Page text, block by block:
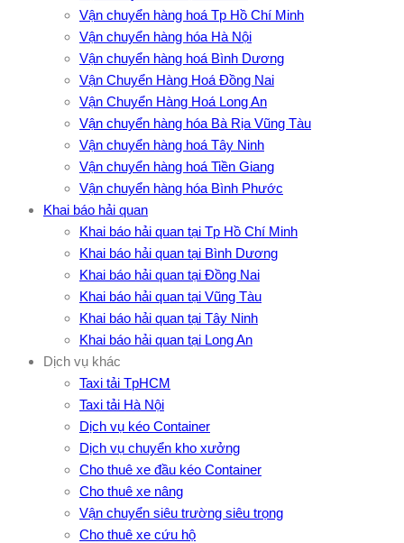
Vận chuyển hàng hoá Tp Hồ Chí Minh
Vận chuyển hàng hóa Hà Nội
Vận chuyển hàng hoá Bình Dương
Vận Chuyển Hàng Hoá Đồng Nai
Vận Chuyển Hàng Hoá Long An
Vận chuyển hàng hóa Bà Rịa Vũng Tàu
Vận chuyển hàng hoá Tây Ninh
Vận chuyển hàng hoá Tiền Giang
Vận chuyển hàng hóa Bình Phước
Khai báo hải quan
Khai báo hải quan tại Tp Hồ Chí Minh
Khai báo hải quan tại Bình Dương
Khai báo hải quan tại Đồng Nai
Khai báo hải quan tại Vũng Tàu
Khai báo hải quan tại Tây Ninh
Khai báo hải quan tại Long An
Dịch vụ khác
Taxi tải TpHCM
Taxi tải Hà Nội
Dịch vụ kéo Container
Dịch vụ chuyển kho xưởng
Cho thuê xe đầu kéo Container
Cho thuê xe nâng
Vận chuyển siêu trường siêu trọng
Cho thuê xe cứu hộ